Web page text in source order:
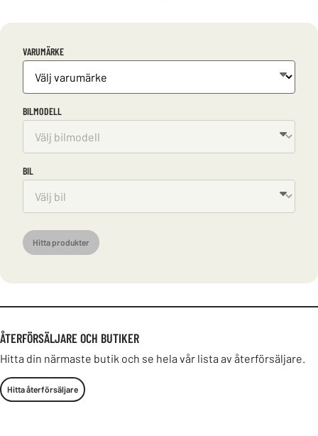
VARUMÄRKE
BILMODELL
BIL
Hitta produkter
ÅTERFÖRSÄLJARE OCH BUTIKER
Hitta din närmaste butik och se hela vår lista av återförsäljare.
Hitta återförsäljare